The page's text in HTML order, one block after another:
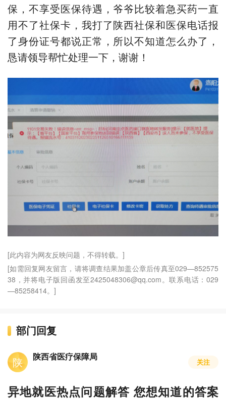
保，不享受医保待遇，爷爷比较着急买药一直
用不了社保卡，我打了陕西社保和医保电话报
了身份证号都说正常，所以不知道怎么办了，
恳请领导帮忙处理一下，谢谢！
[此内容为网友反映问题，不得转载。]
[如需回复网友留言，请将调查结果加盖公章后传真至029—852575
38，并将电子版回函发至2425048306@qq.com。联系电话：029
—85258414。]
部门回复
陕 陕西省医疗保障局 关注
异地就医热点问题解答 您想知道的答案